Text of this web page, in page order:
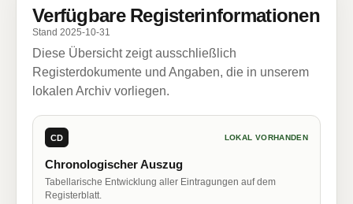
Verfügbare Registerinformationen
Stand 2025-10-31
Diese Übersicht zeigt ausschließlich
Registerdokumente und Angaben, die in unserem
lokalen Archiv vorliegen.
CD LOKAL VORHANDEN
Chronologischer Auszug
Tabellarische Entwicklung aller Eintragungen auf dem
Registerblatt.